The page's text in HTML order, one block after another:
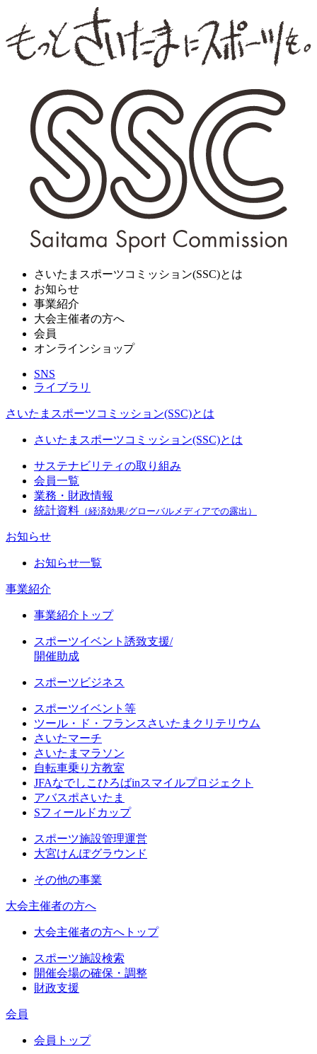
さいたまスポーツコミッション(SSC)とは
お知らせ
事業紹介
大会主催者の方へ
会員
オンラインショップ
SNS
ライブラリ
さいたまスポーツコミッション(SSC)とは
さいたまスポーツコミッション(SSC)とは
サステナビリティの取り組み
会員一覧
業務・財政情報
統計資料 （経済効果/グローバルメディアでの露出）
お知らせ
お知らせ一覧
事業紹介
事業紹介トップ
スポーツイベント誘致支援/
開催助成
スポーツビジネス
スポーツイベント等
ツール・ド・フランスさいたまクリテリウム
さいたマーチ
さいたまマラソン
自転車乗り方教室
JFAなでしこひろばinスマイルプロジェクト
アバスポさいたま
Sフィールドカップ
スポーツ施設管理運営
大宮けんぽグラウンド
その他の事業
大会主催者の方へ
大会主催者の方へトップ
スポーツ施設検索
開催会場の確保・調整
財政支援
会員
会員トップ